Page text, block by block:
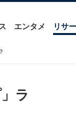
エンタメ リサ
ラ